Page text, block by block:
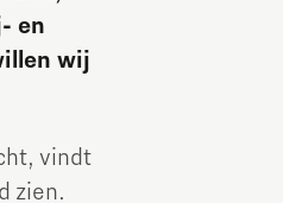
en
wij
vindt
zien.